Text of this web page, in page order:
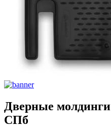
Дверные
СПб